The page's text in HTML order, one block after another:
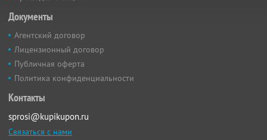
Документы
Агентский договор
Лицензионный договор
Публичная оферта
Политика конфиденциальности
Контакты
sprosi@kupikupon.ru
Связаться с нами